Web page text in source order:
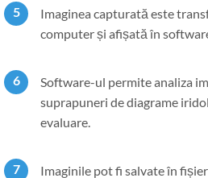
Imaginea capturată este
computer și afișată în
Software-ul permite analiza
suprapuneri de diagrame
evaluare.
Imaginile pot fi salvate în